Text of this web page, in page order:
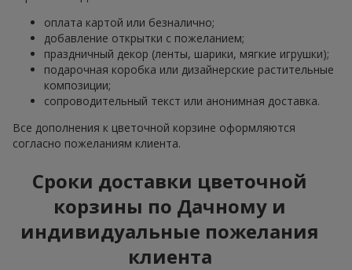
оплата картой или безналично;
добавление открытки с пожеланием;
праздничный декор (ленты, шарики, мягкие игрушки);
подарочная коробка или дизайнерские растительные
композиции;
сопроводительный текст или анонимная доставка.
Все дополнения к цветочной корзине оформляются
согласно пожеланиям клиента.
Сроки доставки цветочной
корзины по Дачному и
индивидуальные пожелания
клиента